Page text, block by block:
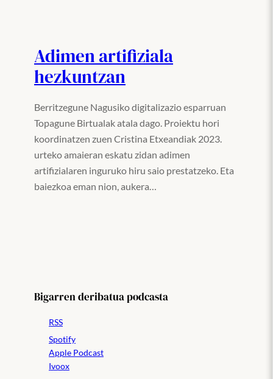
Adimen artifiziala
hezkuntzan
Berritzegune Nagusiko digitalizazio esparruan
Topagune Birtualak atala dago. Proiektu hori
koordinatzen zuen Cristina Etxeandiak 2023.
urteko amaieran eskatu zidan adimen
artifizialaren inguruko hiru saio prestatzeko. Eta
baiezkoa eman nion, aukera…
Bigarren deribatua podcasta
RSS
Spotify
Apple Podcast
Ivoox